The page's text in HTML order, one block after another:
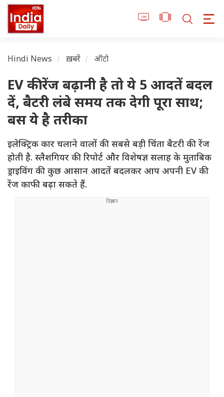
Hindi News ख़बरें ऑटो
EV की रेंज बढ़ानी है तो ये 5 आदतें बदल
दें, बैटरी लंबे समय तक देगी पूरा साथ;
बस ये है तरीका
इलेक्ट्रिक कार चलाने वालों की सबसे बड़ी चिंता बैटरी की रेंज
होती है. स्लैशगियर की रिपोर्ट और विशेषज्ञ सलाह के मुताबिक
ड्राइविंग की कुछ आसान आदतें बदलकर आप अपनी EV की
रेंज काफी बढ़ा सकते हैं.